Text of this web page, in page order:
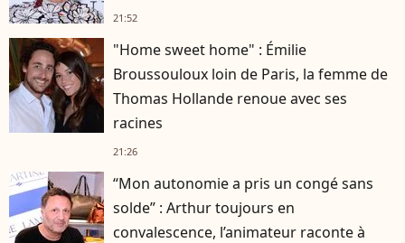
21:52
"Home sweet home" : Émilie
Broussouloux loin de Paris, la femme de
Thomas Hollande renoue avec ses
racines
21:26
“Mon autonomie a pris un congé sans
solde” : Arthur toujours en
convalescence, l’animateur raconte à